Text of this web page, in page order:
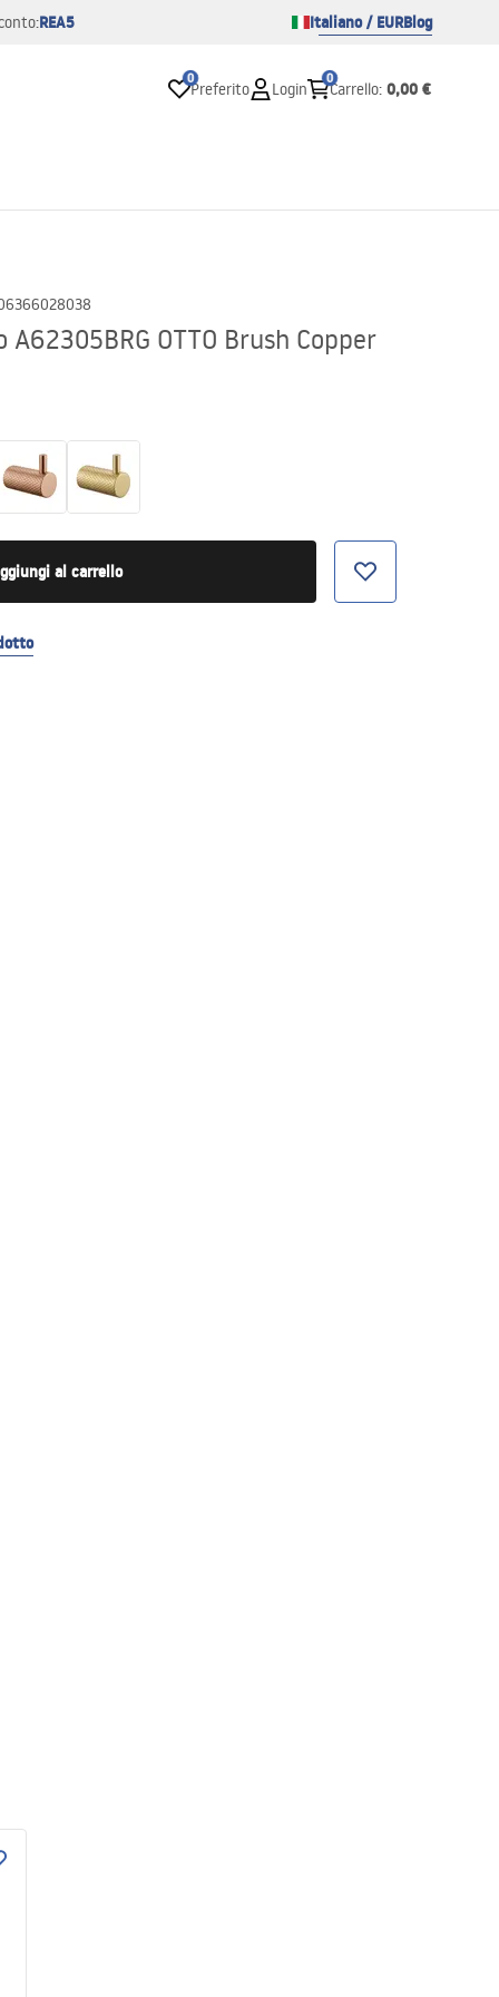
REA5 Italiano / EURBlog
0
Preferito Login
0
Carrello: 0,00 €
OTTO Brush Copper
al carrello